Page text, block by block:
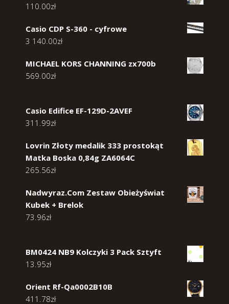
110.00zł
Casio CDP S-360 - cyfrowe
3 140.00zł
MICHAEL KORS CHANNING zx700b
569.00zł
Casio Edifice EF-129D-2AVEF
311.99zł
Lovrin Złoty medalik 333 prostokąt
Matka Boska 0,84g ZA6064C
265.56zł
Nadwyraz.Com Zestaw Obieżyświat
Kubek + Brelok
73.96zł
BM0424 NB9 Kolczyki 3 Pack Sztyft
13.95zł
Orient Rf-Qa0002B10B
411.78zł